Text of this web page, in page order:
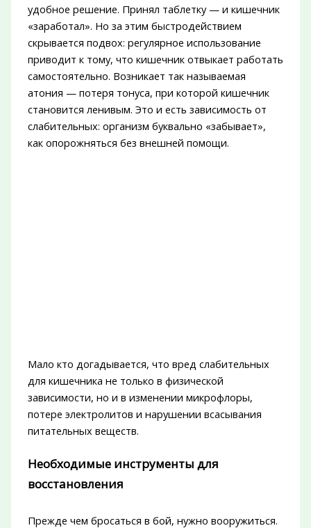
удобное решение. Принял таблетку — и кишечник
«заработал». Но за этим быстродействием
скрывается подвох: регулярное использование
приводит к тому, что кишечник отвыкает работать
самостоятельно. Возникает так называемая
атония — потеря тонуса, при которой кишечник
становится ленивым. Это и есть зависимость от
слабительных: организм буквально «забывает»,
как опорожняться без внешней помощи.
Мало кто догадывается, что вред слабительных
для кишечника не только в физической
зависимости, но и в изменении микрофлоры,
потере электролитов и нарушении всасывания
питательных веществ.
Необходимые инструменты для
восстановления
Прежде чем бросаться в бой, нужно вооружиться.